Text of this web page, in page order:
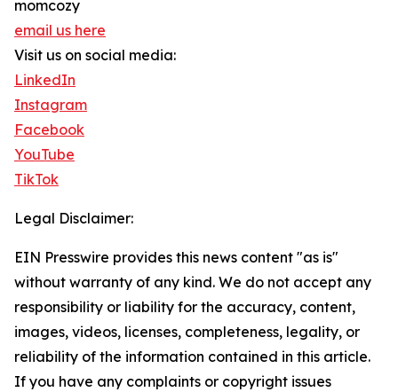
momcozy
email us here
Visit us on social media:
LinkedIn
Instagram
Facebook
YouTube
TikTok
Legal Disclaimer:
EIN Presswire provides this news content "as is"
without warranty of any kind. We do not accept any
responsibility or liability for the accuracy, content,
images, videos, licenses, completeness, legality, or
reliability of the information contained in this article.
If you have any complaints or copyright issues